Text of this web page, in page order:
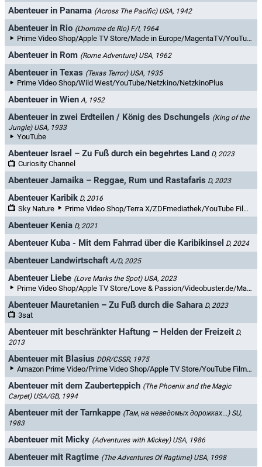
Abenteuer in Panama (Across The Pacific) USA, 1942
Abenteuer in Rio (L'homme de Rio) F/I, 1964
Prime Video Shop/Apple TV Store/Made in Europe/MagentaTV/YouTube Filme & TV/maxdome/Videoload
Abenteuer in Rom (Rome Adventure) USA, 1962
Abenteuer in Texas (Texas Terror) USA, 1935
Prime Video Shop/Wild West/YouTube/Netzkino/NetzkinoPlus
Abenteuer in Wien A, 1952
Abenteuer in zwei Erdteilen / König des Dschungels (King of the
Jungle) USA, 1933
YouTube
Abenteuer Israel – Zu Fuß durch ein begehrtes Land D, 2023
Curiosity Channel
Abenteuer Jamaika – Reggae, Rum und Rastafaris D, 2023
Abenteuer Karibik D, 2016
Sky Nature Prime Video Shop/Terra X/ZDFmediathek/YouTube Filme & TV/3sat-Mediathek
Abenteuer Kenia D, 2021
Abenteuer Kuba - Mit dem Fahrrad über die Karibikinsel D, 2024
Abenteuer Landwirtschaft A/D, 2025
Abenteuer Liebe (Love Marks the Spot) USA, 2023
Prime Video Shop/Apple TV Store/Love & Passion/Videobuster.de/MagentaTV/YouTube Filme & TV/maxdome/Videoload/Rakuten TV
Abenteuer Mauretanien – Zu Fuß durch die Sahara D, 2023
3sat
Abenteuer mit beschränkter Haftung – Helden der Freizeit D,
2013
Abenteuer mit Blasius DDR/CSSR, 1975
Amazon Prime Video/Prime Video Shop/Apple TV Store/YouTube Filme & TV
Abenteuer mit dem Zauberteppich (The Phoenix and the Magic
Carpet) USA/GB, 1994
Abenteuer mit der Tarnkappe (Там, на неведомых дорожках...) SU,
1983
Abenteuer mit Micky (Adventures with Mickey) USA, 1986
Abenteuer mit Ragtime (The Adventures Of Ragtime) USA, 1998